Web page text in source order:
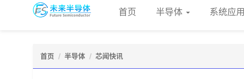
首页 半导体 系统应用
首页 半导体 芯闻快讯